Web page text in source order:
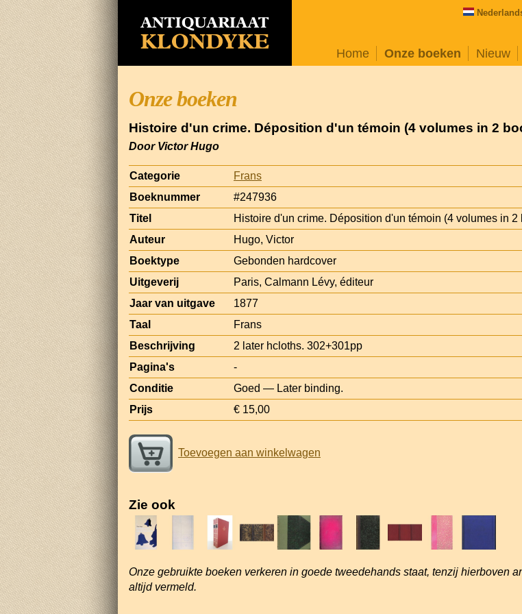
Home Onze boeken Nieuw
Onze boeken
Histoire d'un crime. Déposition d'un témoin (4 volumes in 2
Door Victor Hugo
Categorie
Frans
Boeknummer
#247936
Titel
Histoire d'un crime. Déposition d'un témoin (4 volumes in 2
Auteur
Hugo, Victor
Boektype
Gebonden hardcover
Uitgeverij
Paris, Calmann Lévy, éditeur
Jaar van uitgave
1877
Taal
Frans
Beschrijving
2 later hcloths. 302+301pp
Pagina's
-
Conditie
Goed — Later binding.
Prijs
€ 15,00
Toevoegen aan winkelwagen
Zie ook
Onze gebruikte boeken verkeren in goede tweedehands staat, tenzij hierboven
altijd vermeld.